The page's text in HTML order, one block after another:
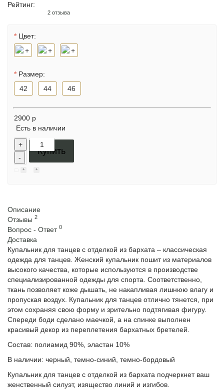
Рейтинг:
2 отзыва
Цвет:
Размер:
42
44 46
2900 р
Есть в наличии
+
-
Купить
Описание
Отзывы 2
Вопрос - Ответ 0
Доставка
Купальник для танцев с отделкой из бархата – классическая
одежда для танцев. Женский купальник пошит из материалов
высокого качества, которые используются в производстве
специализированной одежды для спорта. Соответственно,
ткань позволяет коже дышать, не накапливая лишнюю влагу и
пропуская воздух. Купальник для танцев отлично тянется, при
этом сохраняя свою форму и зрительно подтягивая фигуру.
Спереди боди сделано маечкой, а на спинке выполнен
красивый декор из переплетения бархатных бретелей.
Состав: полиамид 90%, эластан 10%
В наличии: черный, темно-синий, темно-бордовый
Купальник для танцев с отделкой из бархата подчеркнет ваш
женственный силуэт, изящество линий и изгибов.